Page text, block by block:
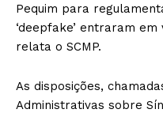
Pequim para
‘deepfake’ entraram
relata o SCMP.
As disposições,
Administrativas sobre